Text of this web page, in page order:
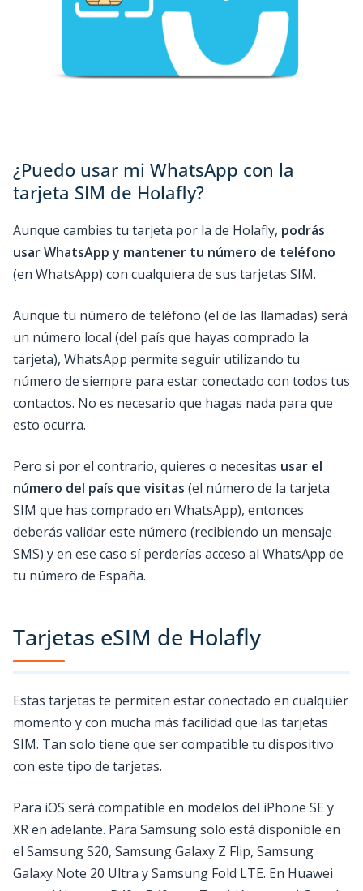
¿Puedo usar mi WhatsApp con la
tarjeta SIM de Holafly?
Aunque cambies tu tarjeta por la de Holafly, podrás
usar WhatsApp y mantener tu número de teléfono
(en WhatsApp) con cualquiera de sus tarjetas SIM.
Aunque tu número de teléfono (el de las llamadas) será
un número local (del país que hayas comprado la
tarjeta), WhatsApp permite seguir utilizando tu
número de siempre para estar conectado con todos tus
contactos. No es necesario que hagas nada para que
esto ocurra.
Pero si por el contrario, quieres o necesitas usar el
número del país que visitas (el número de la tarjeta
SIM que has comprado en WhatsApp), entonces
deberás validar este número (recibiendo un mensaje
SMS) y en ese caso sí perderías acceso al WhatsApp de
tu número de España.
Tarjetas eSIM de Holafly
Estas tarjetas te permiten estar conectado en cualquier
momento y con mucha más facilidad que las tarjetas
SIM. Tan solo tiene que ser compatible tu dispositivo
con este tipo de tarjetas.
Para iOS será compatible en modelos del iPhone SE y
XR en adelante. Para Samsung solo está disponible en
el Samsung S20, Samsung Galaxy Z Flip, Samsung
Galaxy Note 20 Ultra y Samsung Fold LTE. En Huawei